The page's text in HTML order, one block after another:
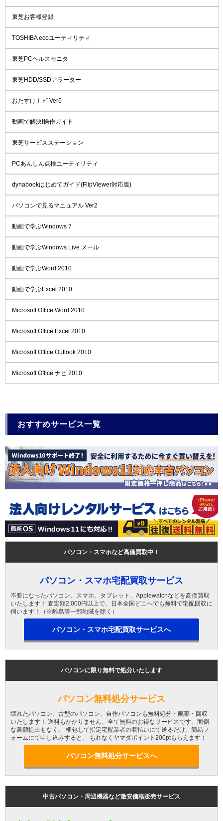
東芝お客様登録
TOSHIBA ecoユーティリティ
東芝PCヘルスモニタ
東芝HDD/SSDアラーター
おたすけナビ Ver6
動画で解決!操作ガイド
東芝サービスステーション
PCあんしん点検ユーティリティ
dynabookはじめてガイド(FlipViewer対応版)
パソコンで見るマニュアル Ver2
動画で学ぶWindows 7
動画で学ぶWindows Live メール
動画で学ぶWord 2010
動画で学ぶExcel 2010
Microsoft Office Word 2010
Microsoft Office Excel 2010
Microsoft Office Outlook 2010
Microsoft Office ナビ 2010
おすすめサービス一覧
パソコン・スマホなど高価買取中！
パソコン・スマホ宅配買取サービス
不要になったパソコン、スマホ、タブレット、Applewatchなどを高価買取
いたします！ 査定額2,000円以上で、日本全国どこへでも無料で宅配回収に
伺います！（※離島等一部地域を除く）
パソコン・スマホ宅配買取サービスへ
パソコンに限り無料で処分いたします
パソコン無料処分サービス
壊れたパソコン、古型のパソコン、自作パソコンも無料処分・廃棄・回収
いたします！ 送料もかかりません、全て無料のお得なサービスです。面倒
な書類提出もなく、 梱包して指定宅配業者の着払いにて送るだけ。簡易フ
ォームにて申し込みすると、 もれなくヤマダポイント200ptもらえます！
パソコン無料処分サービスへ
中古パソコン・周辺機器など激安価格販売サービス